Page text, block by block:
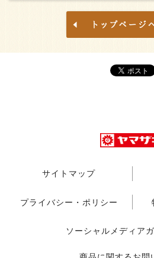
サイトマップ
プライバシー・ポリシー
ソーシャルメディア